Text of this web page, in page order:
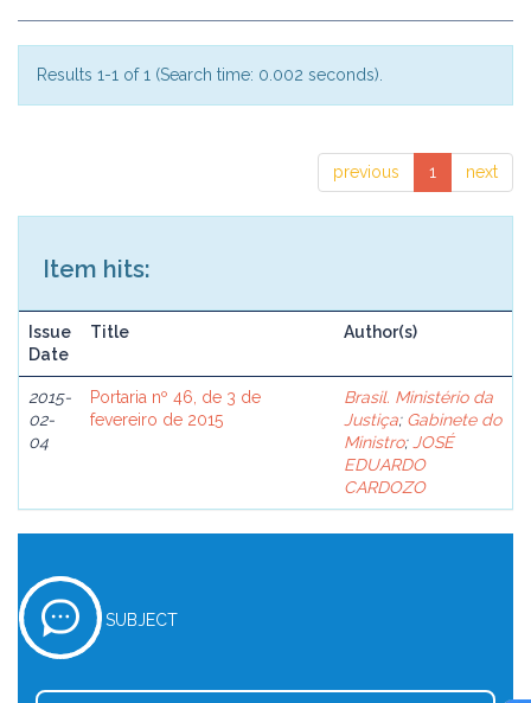
Results 1-1 of 1 (Search time: 0.002 seconds).
previous 1 next
Item hits:
Issue
Date
Title Author(s)
2015-
02-
04
Portaria nº 46, de 3 de
fevereiro de 2015
Brasil. Ministério da
Justiça; Gabinete do
Ministro; JOSÉ
EDUARDO
CARDOZO
SUBJECT